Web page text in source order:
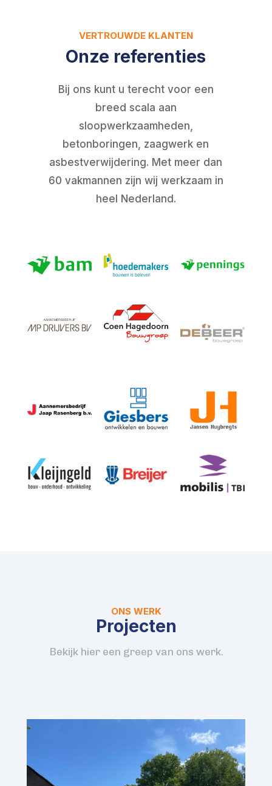
VERTROUWDE KLANTEN
Onze referenties
Bij ons kunt u terecht voor een
breed scala aan
sloopwerkzaamheden,
betonboringen, zaagwerk en
asbestverwijdering. Met meer dan
60 vakmannen zijn wij werkzaam in
heel Nederland.
ONS WERK
Projecten
Bekijk hier een greep van ons werk.